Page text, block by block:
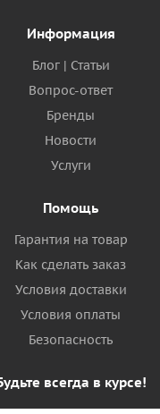
Информация
Блог | Статьи
Вопрос-ответ
Бренды
Новости
Услуги
Помощь
Гарантия на товар
Как сделать заказ
Условия доставки
Условия оплаты
Безопасность
всегда в курсе!